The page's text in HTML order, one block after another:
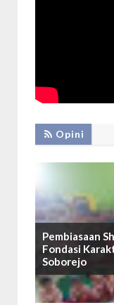
Opini
Pembiasaan
Fondasi
Soborejo